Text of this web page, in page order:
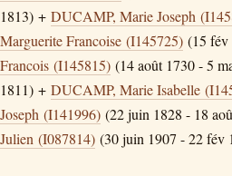
1813) + DUCAMP, Marie Joseph
Marguerite Francoise (I145725) (15 fév
Francois (I145815) (14 août 1730 - 5
1811) + DUCAMP, Marie Isabelle
Joseph (I141996) (22 juin 1828 - 18
Julien (I087814) (30 juin 1907 - 22 fév